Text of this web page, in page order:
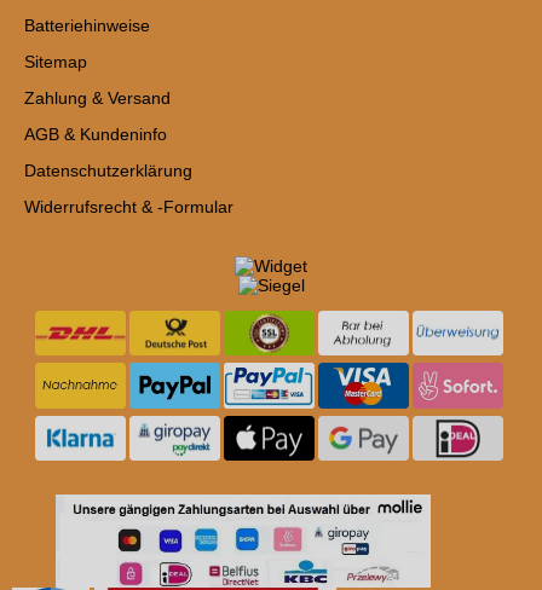
Batteriehinweise
Sitemap
Zahlung & Versand
AGB & Kundeninfo
Datenschutzerklärung
Widerrufsrecht & -Formular